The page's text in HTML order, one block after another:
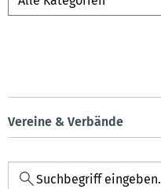
Vereine & Verbände
Kategorie